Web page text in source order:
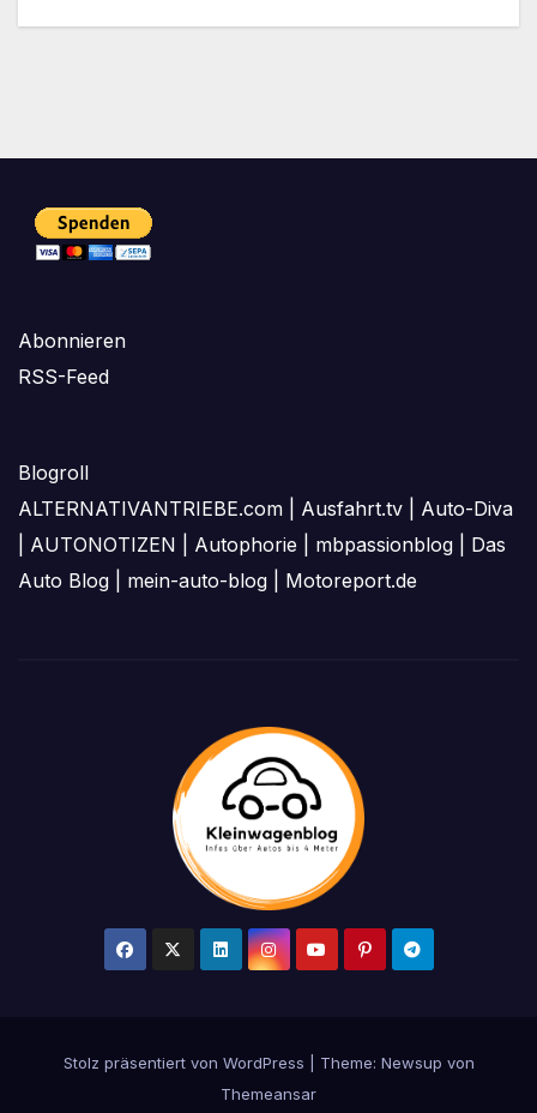
Abonnieren
RSS-Feed
Blogroll
ALTERNATIVANTRIEBE.com
Ausfahrt.tv
Auto-Diva
AUTONOTIZEN Autophorie mbpassionblog
Das
Auto Blog
mein-auto-blog Motoreport.de
Stolz präsentiert von WordPress
Theme: Newsup von
Themeansar